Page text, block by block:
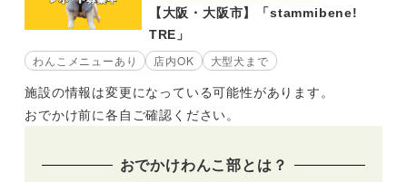
【大阪・大阪市】「stammibene!
TRE」
わんこメニューあり 店内OK 大型犬まで
施設の情報は変更になっている可能性があります。
おでかけ前に各自ご確認ください。
おでかけわんこ部とは？